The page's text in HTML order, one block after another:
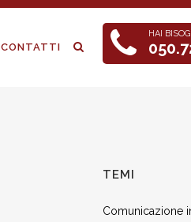
HAI
CONTATTI
TEMI
Comunicazione